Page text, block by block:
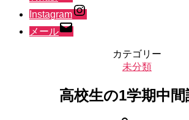
Instagram
メール
カテゴリー
未分類
高校生の1学期中間